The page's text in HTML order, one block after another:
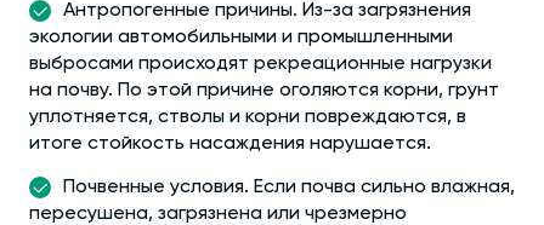
Антропогенные причины. Из-за загрязнения
экологии автомобильными и промышленными
выбросами происходят рекреационные нагрузки
на почву. По этой причине оголяются корни, грунт
уплотняется, стволы и корни повреждаются, в
итоге стойкость насаждения нарушается.
Почвенные условия. Если почва сильно влажная,
пересушена, загрязнена или чрезмерно